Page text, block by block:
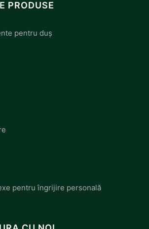
PRODUSE
pentru duș
pentru îngrijire personală